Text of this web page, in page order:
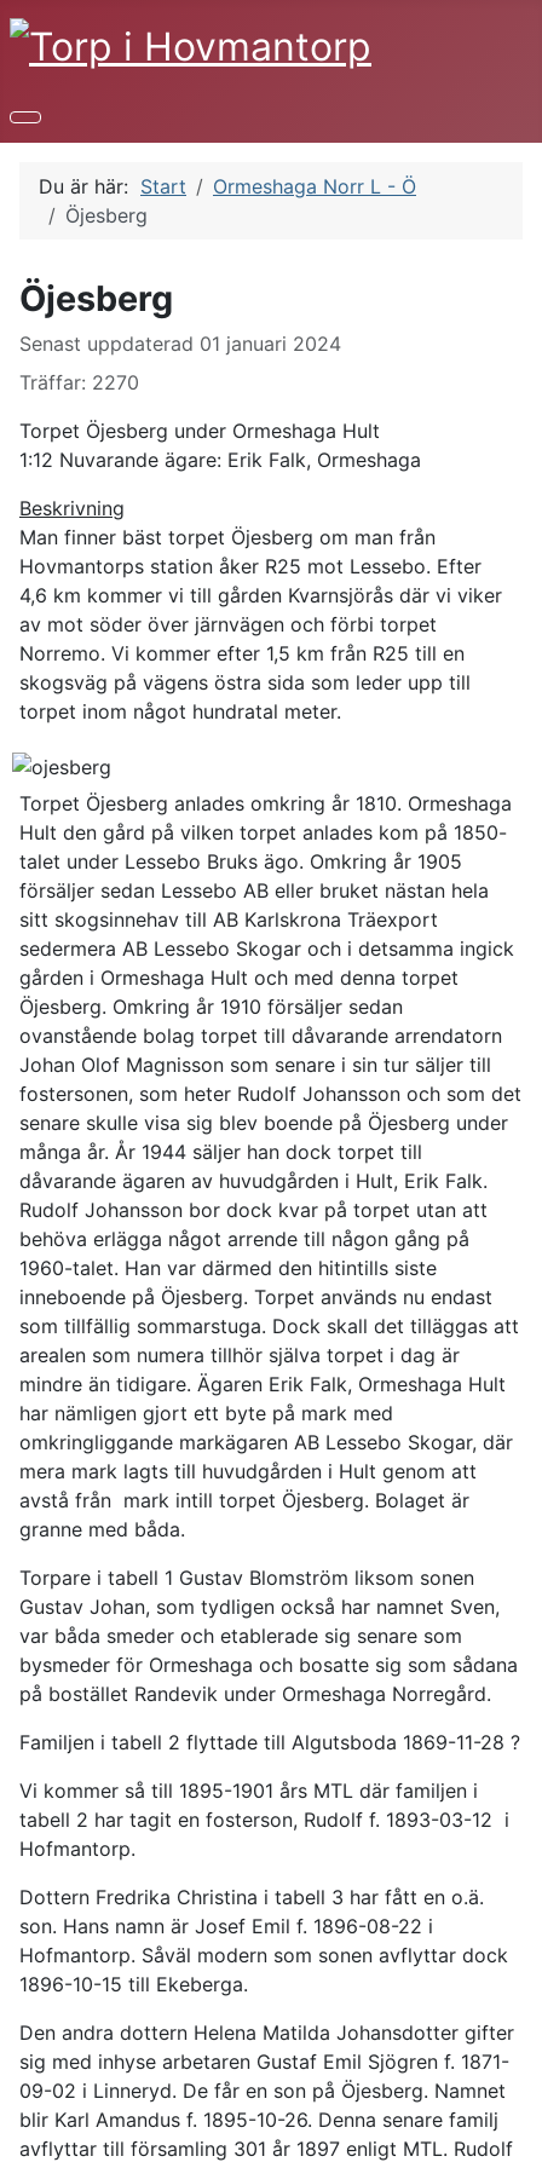
Du är här: Start
Ormeshaga Norr L - Ö
Öjesberg
Öjesberg
Uppgifter
Senast uppdaterad 01 januari 2024
Träffar: 2270
Torpet Öjesberg under Ormeshaga Hult
1:12 Nuvarande ägare: Erik Falk, Ormeshaga
Beskrivning
Man finner bäst torpet Öjesberg om man från
Hovmantorps station åker R25 mot Lessebo. Efter
4,6 km kommer vi till gården Kvarnsjörås där vi viker
av mot söder över järnvägen och förbi torpet
Norremo. Vi kommer efter 1,5 km från R25 till en
skogsväg på vägens östra sida som leder upp till
torpet inom något hundratal meter.
Torpet Öjesberg anlades omkring år 1810. Ormeshaga
Hult den gård på vilken torpet anlades kom på 1850-
talet under Lessebo Bruks ägo. Omkring år 1905
försäljer sedan Lessebo AB eller bruket nästan hela
sitt skogsinnehav till AB Karlskrona Träexport
sedermera AB Lessebo Skogar och i detsamma ingick
gården i Ormeshaga Hult och med denna torpet
Öjesberg. Omkring år 1910 försäljer sedan
ovanstående bolag torpet till dåvarande arrendatorn
Johan Olof Magnisson som senare i sin tur säljer till
fostersonen, som heter Rudolf Johansson och som det
senare skulle visa sig blev boende på Öjesberg under
många år. År 1944 säljer han dock torpet till
dåvarande ägaren av huvudgården i Hult, Erik Falk.
Rudolf Johansson bor dock kvar på torpet utan att
behöva erlägga något arrende till någon gång på
1960-talet. Han var därmed den hitintills siste
inneboende på Öjesberg. Torpet används nu endast
som tillfällig sommarstuga. Dock skall det tilläggas att
arealen som numera tillhör själva torpet i dag är
mindre än tidigare. Ägaren Erik Falk, Ormeshaga Hult
har nämligen gjort ett byte på mark med
omkringliggande markägaren AB Lessebo Skogar, där
mera mark lagts till huvudgården i Hult genom att
avstå från mark intill torpet Öjesberg. Bolaget är
granne med båda.
Torpare i tabell 1 Gustav Blomström liksom sonen
Gustav Johan, som tydligen också har namnet Sven,
var båda smeder och etablerade sig senare som
bysmeder för Ormeshaga och bosatte sig som sådana
på bostället Randevik under Ormeshaga Norregård.
Familjen i tabell 2 flyttade till Algutsboda 1869-11-28 ?
Vi kommer så till 1895-1901 års MTL där familjen i
tabell 2 har tagit en fosterson, Rudolf f. 1893-03-12 i
Hofmantorp.
Dottern Fredrika Christina i tabell 3 har fått en o.ä.
son. Hans namn är Josef Emil f. 1896-08-22 i
Hofmantorp. Såväl modern som sonen avflyttar dock
1896-10-15 till Ekeberga.
Den andra dottern Helena Matilda Johansdotter gifter
sig med inhyse arbetaren Gustaf Emil Sjögren f. 1871-
09-02 i Linneryd. De får en son på Öjesberg. Namnet
blir Karl Amandus f. 1895-10-26. Denna senare familj
avflyttar till församling 301 år 1897 enligt MTL. Rudolf